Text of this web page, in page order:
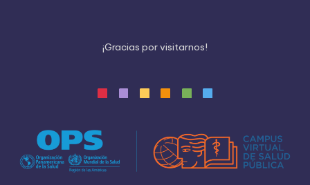
¡Gracias porvisitarnos!